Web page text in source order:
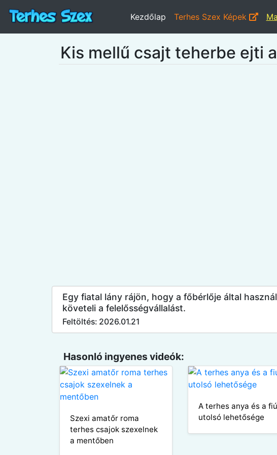
Kezdőlap Terhes Szex Képek
Kis mellű csajt teherbe ejti
Egy fiatal lány rájön, hogy a főbérlője által
követeli a felelősségvállalást.
Feltöltés: 2026.01.21
Hasonló ingyenes videók:
Szexi amatőr roma
terhes csajok szexelnek
a mentőben
A terhes anya és a fiú
utolsó lehetősége